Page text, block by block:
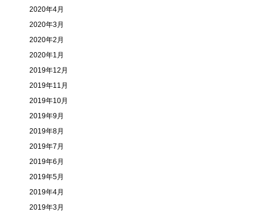
2020年4月
2020年3月
2020年2月
2020年1月
2019年12月
2019年11月
2019年10月
2019年9月
2019年8月
2019年7月
2019年6月
2019年5月
2019年4月
2019年3月